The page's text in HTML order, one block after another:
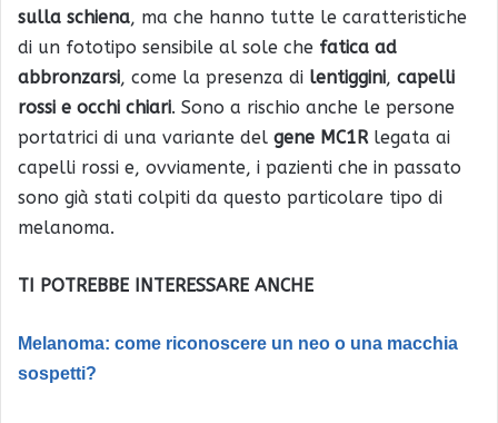
sulla schiena, ma che hanno tutte le caratteristiche
di un fototipo sensibile al sole che fatica ad
abbronzarsi, come la presenza di lentiggini, capelli
rossi e occhi chiari. Sono a rischio anche le persone
portatrici di una variante del gene MC1Rlegata ai
capelli rossi e, ovviamente, i pazienti che in passato
sono già stati colpiti da questo particolare tipo di
melanoma.
TI POTREBBE INTERESSARE ANCHE
Melanoma: come riconoscere un neo o una macchia
sospetti?